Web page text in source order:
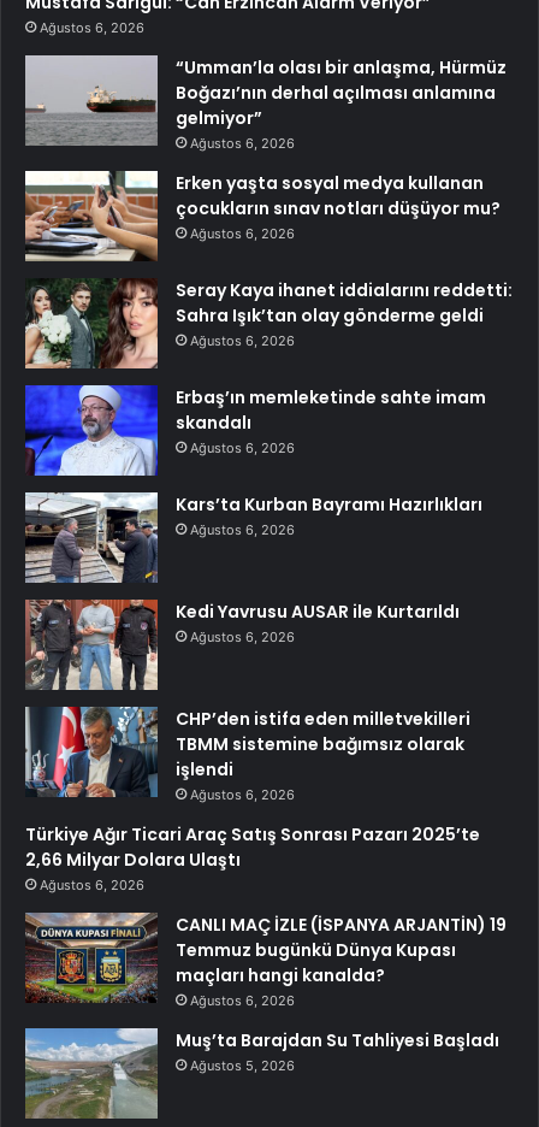
Ağustos 6, 2026
“Umman’la olası bir anlaşma, Hürmüz
Boğazı’nın derhal açılması anlamına
gelmiyor”
Ağustos 6, 2026
Erken yaşta sosyal medya kullanan
çocukların sınav notları düşüyor mu?
Ağustos 6, 2026
Seray Kaya ihanet iddialarını reddetti:
Sahra Işık’tan olay gönderme geldi
Ağustos 6, 2026
Erbaş’ın memleketinde sahte imam
skandalı
Ağustos 6, 2026
Kars’ta Kurban Bayramı Hazırlıkları
Ağustos 6, 2026
Kedi Yavrusu AUSAR ile Kurtarıldı
Ağustos 6, 2026
CHP’den istifa eden milletvekilleri
TBMM sistemine bağımsız olarak
işlendi
Ağustos 6, 2026
Türkiye Ağır Ticari Araç Satış Sonrası Pazarı 2025’te
2,66 Milyar Dolara Ulaştı
Ağustos 6, 2026
CANLI MAÇ İZLE (İSPANYA ARJANTİN) 19
Temmuz bugünkü Dünya Kupası
maçları hangi kanalda?
Ağustos 6, 2026
Muş’ta Barajdan Su Tahliyesi Başladı
Ağustos 5, 2026